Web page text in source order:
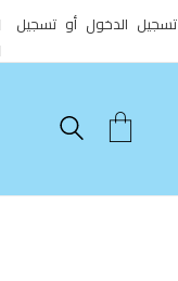
تسجيل الدخول أو تسجيل